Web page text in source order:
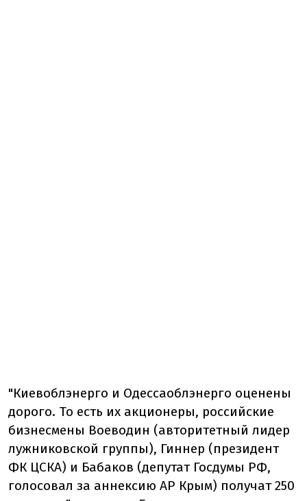
"Киевоблэнерго и Одессаоблэнерго оценены
дорого. То есть их акционеры, российские
бизнесмены Воеводин (авторитетный лидер
лужниковской группы), Гиннер (президент
ФК ЦСКА) и Бабаков (депутат Госдумы РФ,
голосовал за аннексию АР Крым) получат 250